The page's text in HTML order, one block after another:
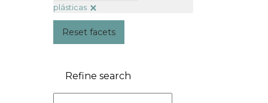
plásticas
Reset facets
Refine search